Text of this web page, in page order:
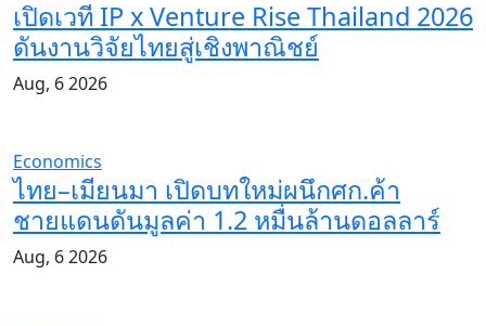
เปิดเวที IP x Venture Rise Thailand 2026
ดันงานวิจัยไทยสู่เชิงพาณิชย์
Aug, 6 2026
Economics
ไทย–เมียนมา เปิดบทใหม่ผนึกศก.ค้า
ชายแดนดันมูลค่า 1.2 หมื่นล้านดอลลาร์
Aug, 6 2026